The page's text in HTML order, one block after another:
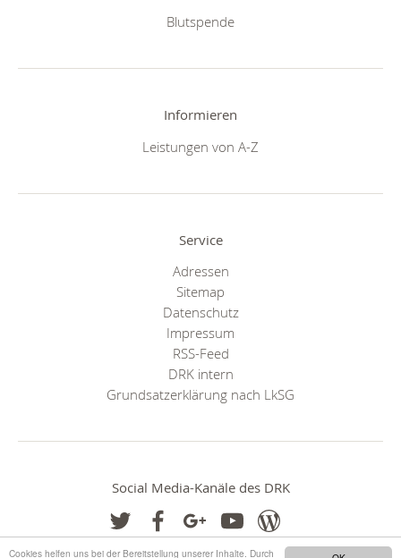
Cookies helfen uns bei der Bereitstellung unserer Inhalte. Durch
Blutspende
Informieren
Leistungen von A-Z
Service
Adressen
Sitemap
Datenschutz
Impressum
RSS-Feed
DRK intern
Grundsatzerklärung nach LkSG
Social Media-Kanäle des DRK